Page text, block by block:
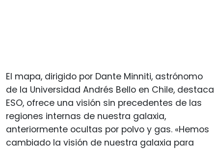
El mapa, dirigido por Dante Minniti, astrónomo
de la Universidad Andrés Bello en Chile, destaca
ESO, ofrece una visión sin precedentes de las
regiones internas de nuestra galaxia,
anteriormente ocultas por polvo y gas. «Hemos
cambiado la visión de nuestra galaxia para